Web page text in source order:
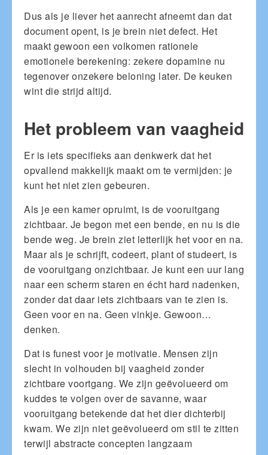
Dus als je liever het aanrecht afneemt dan dat
document opent, is je brein niet defect. Het
maakt gewoon een volkomen rationele
emotionele berekening: zekere dopamine nu
tegenover onzekere beloning later. De keuken
wint die strijd altijd.
Het probleem van vaagheid
Er is iets specifieks aan denkwerk dat het
opvallend makkelijk maakt om te vermijden: je
kunt het niet zien gebeuren.
Als je een kamer opruimt, is de vooruitgang
zichtbaar. Je begon met een bende, en nu is die
bende weg. Je brein ziet letterlijk het voor en na.
Maar als je schrijft, codeert, plant of studeert, is
de vooruitgang onzichtbaar. Je kunt een uur lang
naar een scherm staren en écht hard nadenken,
zonder dat daar iets zichtbaars van te zien is.
Geen voor en na. Geen vinkje. Gewoon…
denken.
Dat is funest voor je motivatie. Mensen zijn
slecht in volhouden bij vaagheid zonder
zichtbare voortgang. We zijn geëvolueerd om
kuddes te volgen over de savanne, waar
vooruitgang betekende dat het dier dichterbij
kwam. We zijn niet geëvolueerd om stil te zitten
terwijl abstracte concepten langzaam